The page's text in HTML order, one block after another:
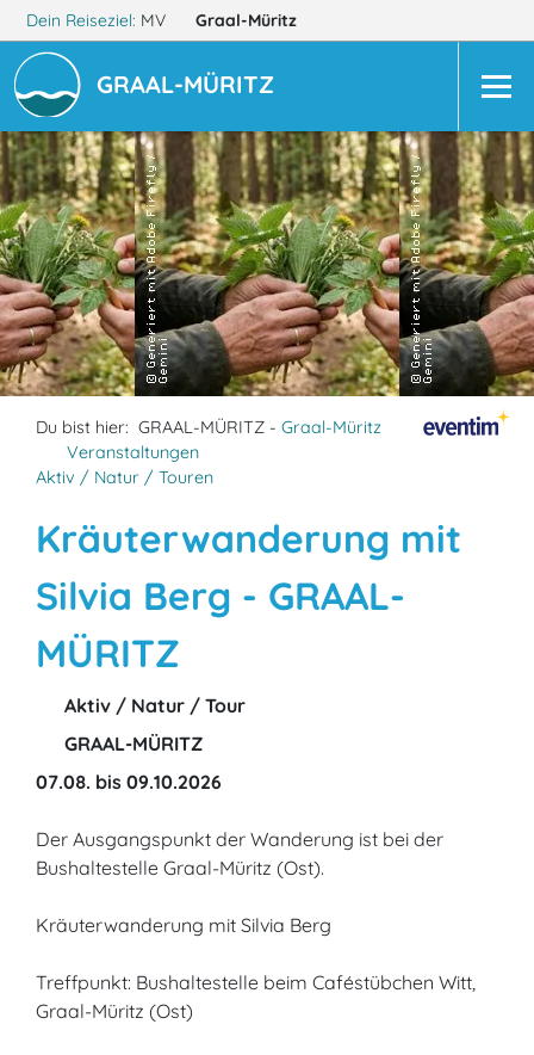
Dein Reiseziel: MV Graal-Müritz
GRAAL-MÜRITZ
Du bist hier: GRAAL-MÜRITZ - Graal-Müritz
Veranstaltungen
Aktiv / Natur / Touren
Kräuterwanderung mit
Silvia Berg - GRAAL-
MÜRITZ
Aktiv / Natur / Tour
GRAAL-MÜRITZ
07.08. bis 09.10.2026
Der Ausgangspunkt der Wanderung ist bei der
Bushaltestelle Graal-Müritz (Ost).
Kräuterwanderung mit Silvia Berg
Treffpunkt: Bushaltestelle beim Caféstübchen Witt,
Graal-Müritz (Ost)